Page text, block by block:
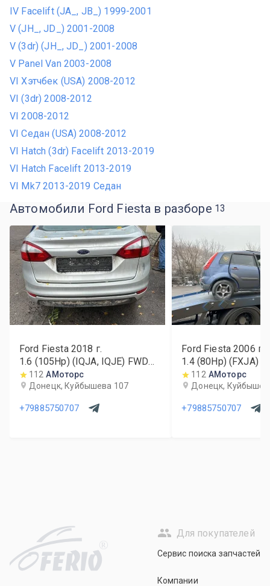
IV Facelift (JA_, JB_) 1999-2001
V (JH_, JD_) 2001-2008
V (3dr) (JH_, JD_) 2001-2008
V Panel Van 2003-2008
VI Хэтчбек (USA) 2008-2012
VI (3dr) 2008-2012
VI 2008-2012
VI Седан (USA) 2008-2012
VI Hatch (3dr) Facelift 2013-2019
VI Hatch Facelift 2013-2019
VI Mk7 2013-2019 Седан
Автомобили Ford Fiesta в разборе 13
Ford Fiesta 2018 г.
1.6 (105Hp) (IQJA, IQJE) FWD
MT112 АМоторс
Донецк, Куйбышева 107
+79885750707
Ford Fiesta 2006 г.
1.4 (80Hp) (FXJA)
112 АМоторс
Донецк,
+79885750707
R
Для покупателей
Сервис поиска запчастей
Компании